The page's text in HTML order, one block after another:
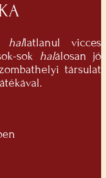
hallatlanul vicces
sok halálosan jó
társulat